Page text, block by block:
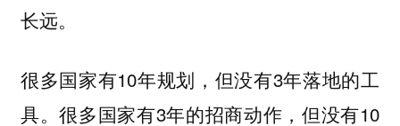
长远。
很多国家有10年规划，但没有3年落地的工
具。很多国家有3年的招商动作，但没有10